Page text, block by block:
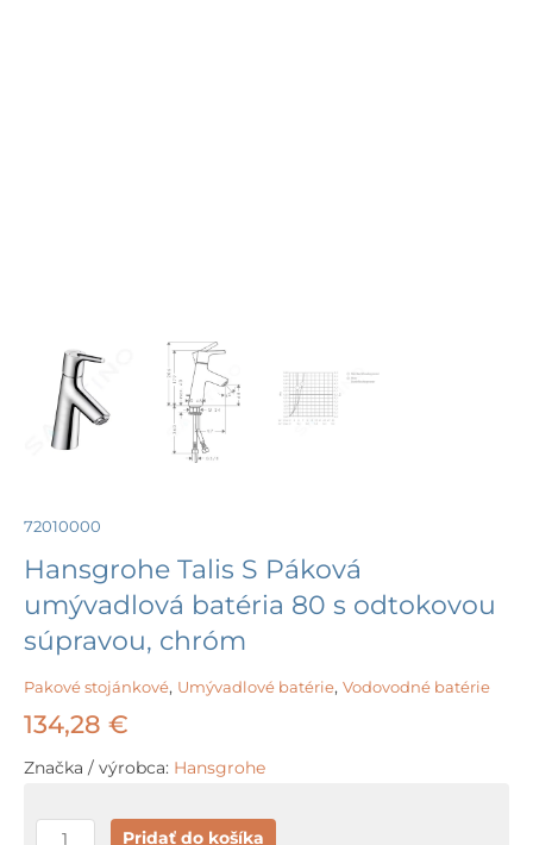
72010000
Hansgrohe Talis S Páková
umývadlová batéria 80 s odtokovou
súpravou, chróm
Pakové stojánkové, Umývadlové batérie, Vodovodné batérie
134,28 €
Značka / výrobca: Hansgrohe
množstvo
Pridať do košíka